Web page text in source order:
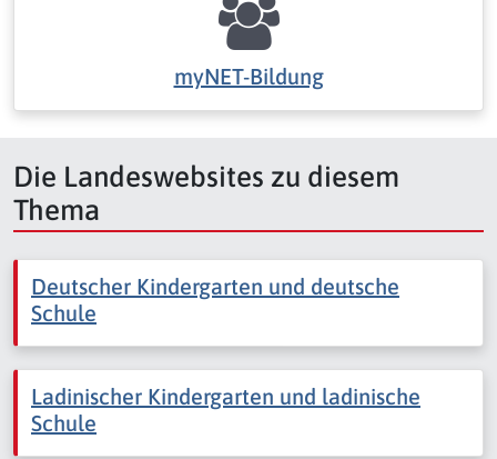
myNET-Bildung
Die Landeswebsites zu diesem
Thema
Deutscher Kindergarten und deutsche
Schule
Ladinischer Kindergarten und ladinische
Schule